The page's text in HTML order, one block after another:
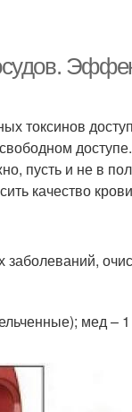
токсинов
пусть и не в
качество
мед – 1